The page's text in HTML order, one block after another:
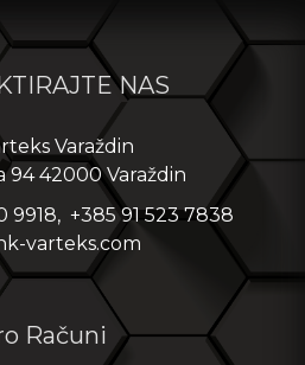
NAS
Varaždin
94 42000 Varaždin
9918, +385 91 523 7838
varteks.com
Računi